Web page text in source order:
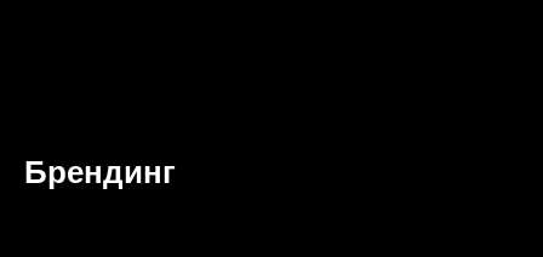
Брендинг